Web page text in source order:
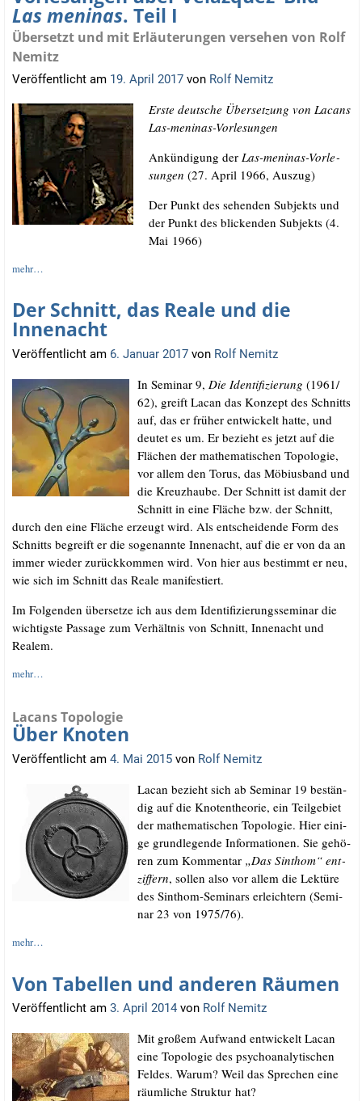
Las meninas. Teil I
Übersetzt und mit Erläuterungen versehen von Rolf
Nemitz
Veröffentlicht am 19. April 2017 von Rolf Nemitz
Ers­te deut­sche Über­set­zung von Lacans
Las-meni­nas-Vor­le­sun­gen
Ankün­di­gung der Las-meni­nas-Vor­le­
sun­gen (27. April 1966, Auszug)
Der Punkt des sehen­den Sub­jekts und
der Punkt des bli­cken­den Sub­jekts (4.
Mai 1966)
mehr…
Der Schnitt, das Reale und die
Innenacht
Veröffentlicht am 6. Januar 2017 von Rolf Nemitz
In Semi­nar 9, Die Iden­ti­fi­zie­rung (1961/​
62), greift Lacan das Kon­zept des Schnitts
auf, das er frü­her ent­wi­ckelt hat­te, und
deu­tet es um. Er bezieht es jetzt auf die
Flä­chen der mathe­ma­ti­schen Topo­lo­gie,
vor allem den Torus, das Möbi­us­band und
die Kreuz­hau­be. Der Schnitt ist damit der
Schnitt in eine Flä­che bzw. der Schnitt,
durch den eine Flä­che erzeugt wird. Als ent­schei­den­de Form des
Schnitts begreift er die soge­nann­te Innenacht, auf die er von da an
immer wie­der zurück­kom­men wird. Von hier aus bestimmt er neu,
wie sich im Schnitt das Rea­le manifestiert.
Im Fol­gen­den über­set­ze ich aus dem Iden­ti­fi­zie­rungs­se­mi­nar die
wich­tigs­te Pas­sa­ge zum Ver­hält­nis von Schnitt, Innenacht und
Realem.
mehr…
Lacans Topologie
Über Knoten
Veröffentlicht am 4. Mai 2015 von Rolf Nemitz
Lacan bezieht sich ab Semi­nar 19 bestän­
dig auf die Kno­ten­theo­rie, ein Teil­ge­biet
der mathe­ma­ti­schen Topo­lo­gie. Hier eini­
ge grund­le­gen­de Infor­ma­tio­nen. Sie gehö­
ren zum Kom­men­tar „Das Sinthom“ ent­
zif­fern, sol­len also vor allem die Lek­tü­re
des Sinthom-Semi­nars erleich­tern (Semi­
nar 23 von 1975/​76).
mehr…
Von Tabellen und anderen Räumen
Veröffentlicht am 3. April 2014 von Rolf Nemitz
Mit gro­ßem Auf­wand ent­wi­ckelt Lacan
eine Topo­lo­gie des psy­cho­ana­ly­ti­schen
Fel­des. War­um? Weil das Spre­chen eine
räum­li­che Struk­tur hat?